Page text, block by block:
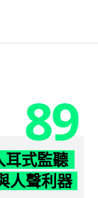
89
耳式監聽
人聲利器